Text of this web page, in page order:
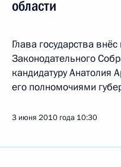
области
Глава государства
Законодательного
кандидатуру Анатолия
его полномочиями
3 июня 2010 года 10:30